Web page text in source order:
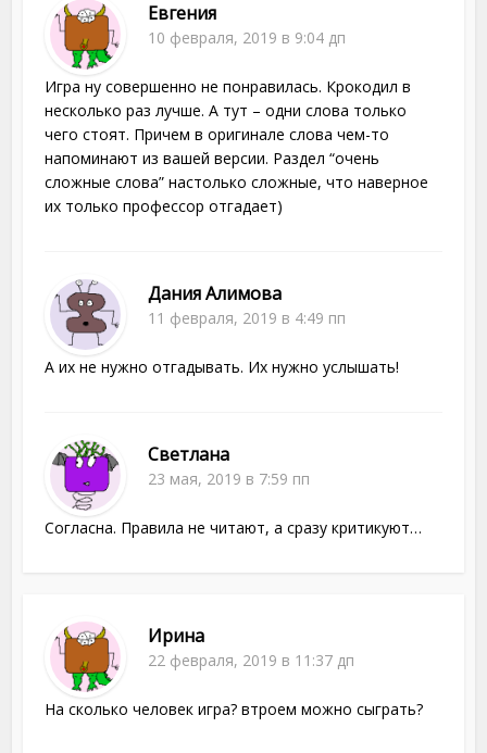
Евгения
10 февраля, 2019 в 9:04 дп
Игра ну совершенно не понравилась. Крокодил в
несколько раз лучше. А тут – одни слова только
чего стоят. Причем в оригинале слова чем-то
напоминают из вашей версии. Раздел “очень
сложные слова” настолько сложные, что наверное
их только профессор отгадает)
Дания Алимова
11 февраля, 2019 в 4:49 пп
А их не нужно отгадывать. Их нужно услышать!
Светлана
23 мая, 2019 в 7:59 пп
Согласна. Правила не читают, а сразу критикуют…
Ирина
22 февраля, 2019 в 11:37 дп
На сколько человек игра? втроем можно сыграть?